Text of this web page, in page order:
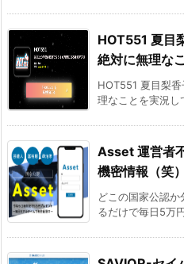
HOT551 夏目
絶対に無理な
HOT551 夏目梨
理なことを実況
Asset 運営者
機密情報（笑）
どこの国家公認
るだけで毎日5万